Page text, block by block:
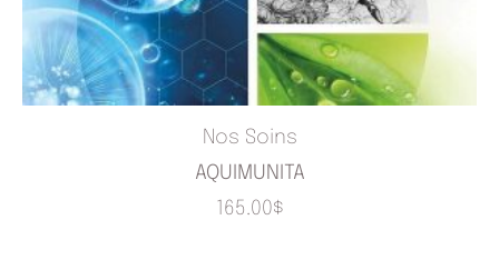
Nos Soins
AQUIMUNITA
165.00$